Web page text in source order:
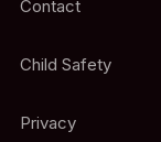
Contact
Child Safety
Privacy